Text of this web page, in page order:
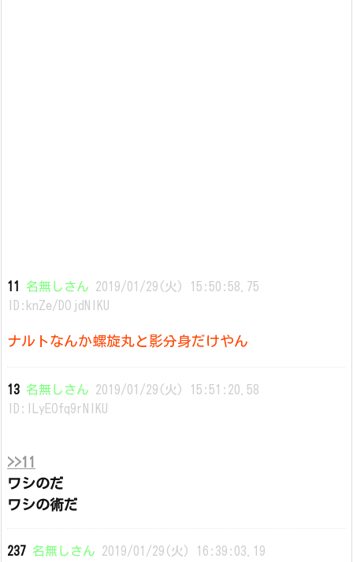
11 名無しさん 2019/01/29(火) 15:50:58.75
ID:knZe/DOjdNIKU
ナルトなんか螺旋丸と影分身だけやん
13 名無しさん 2019/01/29(火) 15:51:20.58
ID:ILyEOfq9rNIKU
>>11
ワシのだ
ワシの術だ
237 名無しさん 2019/01/29(火) 16:39:03.19